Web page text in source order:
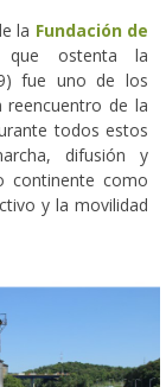
la Fundación de
que ostenta la
fue uno de los
de la
todos estos
difusión y
continente como
y la movilidad